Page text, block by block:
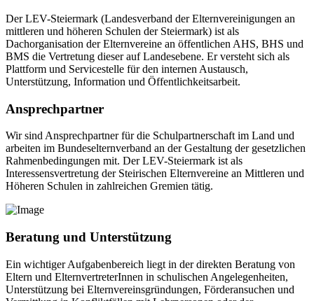
Der LEV-Steiermark (Landesverband der Elternvereinigungen an
mittleren und höheren Schulen der Steiermark) ist als
Dachorganisation der Elternvereine an öffentlichen AHS, BHS und
BMS die Vertretung dieser auf Landesebene. Er versteht sich als
Plattform und Servicestelle für den internen Austausch,
Unterstützung, Information und Öffentlichkeitsarbeit.
Ansprechpartner
Wir sind Ansprechpartner für die Schulpartnerschaft im Land und
arbeiten im Bundeselternverband an der Gestaltung der gesetzlichen
Rahmenbedingungen mit. Der LEV-Steiermark ist als
Interessensvertretung der Steirischen Elternvereine an Mittleren und
Höheren Schulen in zahlreichen Gremien tätig.
Beratung und Unterstützung
Ein wichtiger Aufgabenbereich liegt in der direkten Beratung von
Eltern und ElternvertreterInnen in schulischen Angelegenheiten,
Unterstützung bei Elternvereinsgründungen, Förderansuchen und